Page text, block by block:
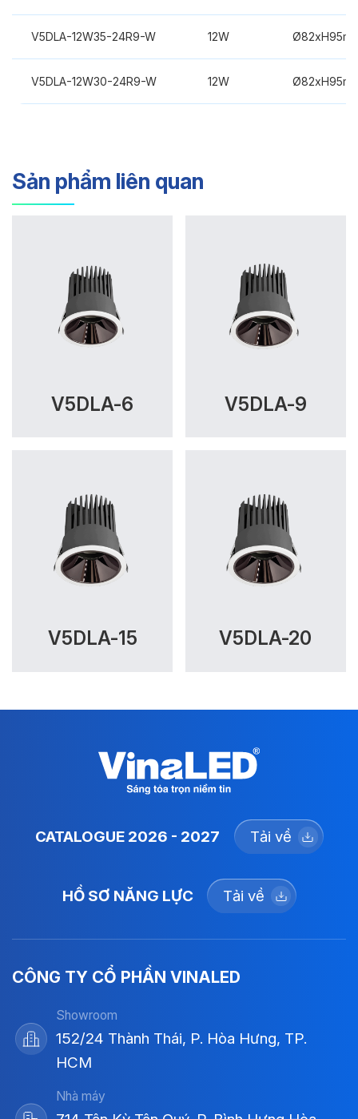
V5DLA-12W35-24R9-W 12W
V5DLA-12W30-24R9-W 12W
Sản phẩm liên quan
V5DLA-6 V5DLA-9
V5DLA-15 V5DLA-20
CATALOGUE 2026 - 2027 Tải về
HỒ SƠ NĂNG LỰC Tải về
CÔNG TY CỔ PHẦN VINALED
Showroom
152/24 Thành Thái, P. Hòa Hưng, TP.
HCM
Nhà máy